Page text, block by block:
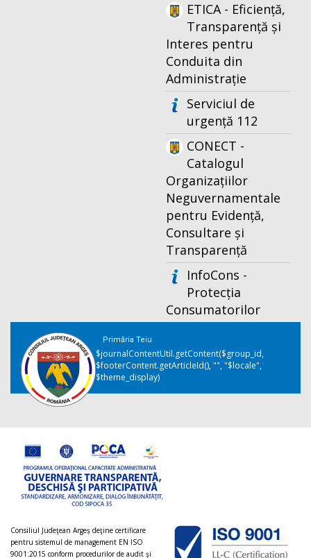
ETICA - Eficiență,
Transparență și
Interes pentru
Conduita din
Administrație
Serviciul de
urgență 112
CONECT -
Catalogul
Organizațiilor
Neguvernamentale
pentru Evidență,
Consultare și
Transparență
InfoCons -
Protecția
Consumatorilor
Primăria Teiu
$journalContentUtil.getContent($group_id,
$footerContent.getArticleId(), "", "$locale",
$theme_display)
Consiliul Judeţean Argeș deţine certificare
pentru sistemul de management EN ISO
9001:2015 conform procedurilor de audit şi